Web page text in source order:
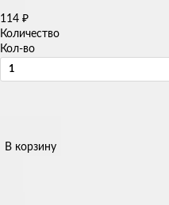
114 ₽
Количество
Кол-во
В корзину